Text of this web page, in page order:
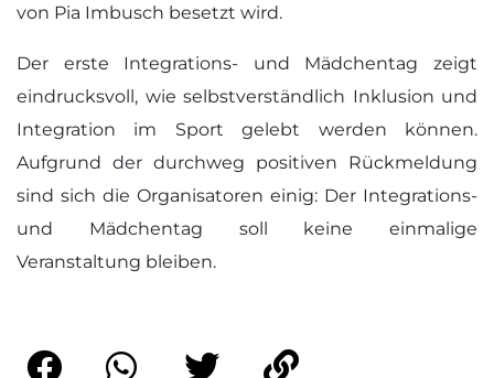
von Pia Imbusch besetzt wird.
Der erste Integrations- und Mädchentag zeigt
eindrucksvoll, wie selbstverständlich Inklusion und
Integration im Sport gelebt werden können.
Aufgrund der durchweg positiven Rückmeldung
sind sich die Organisatoren einig: Der Integrations-
und Mädchentag soll keine einmalige
Veranstaltung bleiben.